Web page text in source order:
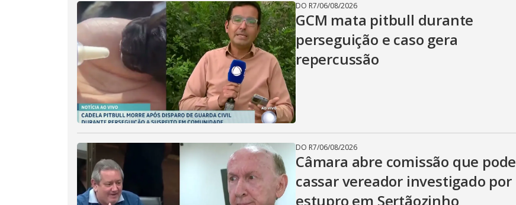
DO R7/06/08/2026
GCM mata pitbull durante
perseguição e caso gera
repercussão
DO R7/06/08/2026
Câmara abre comissão que pode
cassar vereador investigado por
estupro em Sertãozinho